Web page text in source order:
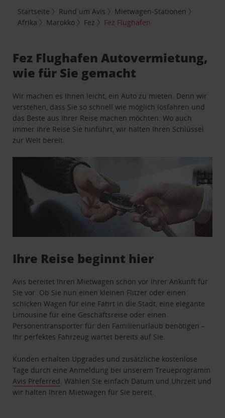
Startseite Rund um Avis
Mietwagen-Stationen
Afrika
Marokko Fez Fez Flughafen
Fez Flughafen Autovermietung,
wie für Sie gemacht
Wir machen es Ihnen leicht, ein Auto zu mieten. Denn wir
verstehen, dass Sie so schnell wie möglich losfahren und
das Beste aus Ihrer Reise machen möchten. Wo auch
immer Ihre Reise Sie hinführt, wir halten Ihren Schlüssel
zur Welt bereit.
Ihre Reise beginnt hier
Avis bereitet Ihren Mietwagen schon vor Ihrer Ankunft für
Sie vor. Ob Sie nun einen kleinen Flitzer oder einen
schicken Wagen für eine Fahrt in die Stadt, eine elegante
Limousine für eine Geschäftsreise oder einen
Personentransporter für den Familienurlaub benötigen –
Ihr perfektes Fahrzeug wartet bereits auf Sie.
Kunden erhalten Upgrades und zusätzliche kostenlose
Tage durch eine Anmeldung bei unserem Treueprogramm
Avis Preferred . Wählen Sie einfach Datum und Uhrzeit und
wir halten Ihren Mietwagen für Sie bereit.